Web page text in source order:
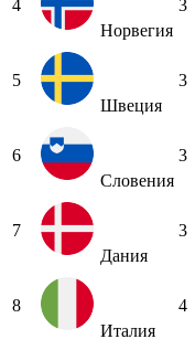
4
Норвегия
3
5
Швеция
3
6
Словения
3
7
Дания
3
8
Италия
4